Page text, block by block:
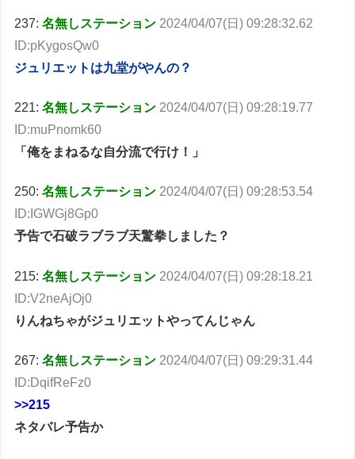
237:名無しステーション 2024/04/07(日) 09:28:32.62
ID:pKygosQw0
ジュリエットは九堂がやんの？
221:名無しステーション 2024/04/07(日) 09:28:19.77
ID:muPnomk60
「俺をまねるな自分流で行け！」
250:名無しステーション 2024/04/07(日) 09:28:53.54
ID:IGWGj8Gp0
予告で石破ラブラブ天驚拳しました？
215:名無しステーション 2024/04/07(日) 09:28:18.21
ID:V2neAjOj0
りんねちゃがジュリエットやってんじゃん
267:名無しステーション 2024/04/07(日) 09:29:31.44
ID:DqifReFz0
>>215
ネタバレ予告か